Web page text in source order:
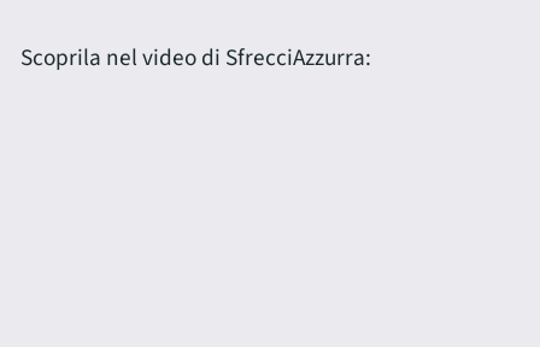
Scoprila nel video di SfrecciAzzurra: